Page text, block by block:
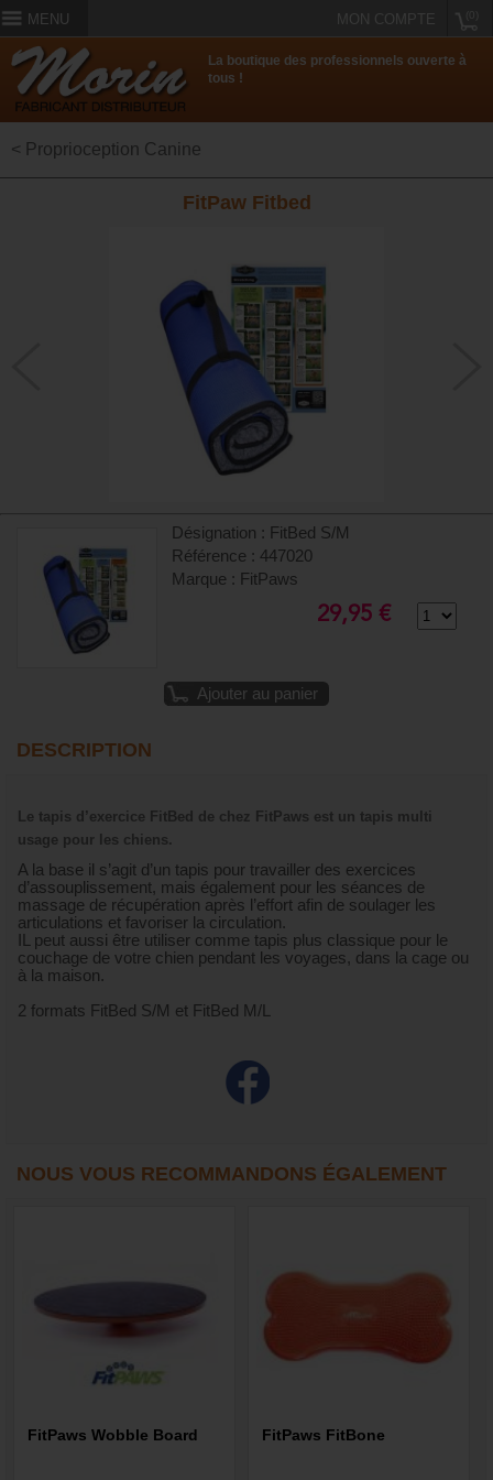
MENU MON COMPTE
La boutique des professionnels ouverte à
tous !
< Proprioception Canine
FitPaw Fitbed
Désignation : FitBed S/M
Référence : 447020
Marque : FitPaws
29,95 €
Ajouter au panier
DESCRIPTION
Le tapis d’exercice FitBed de chez FitPaws est un tapis multi
usage pour les chiens.
A la base il s’agit d’un tapis pour travailler des exercices
d’assouplissement, mais également pour les séances de
massage de récupération après l’effort afin de soulager les
articulations et favoriser la circulation.
IL peut aussi être utiliser comme tapis plus classique pour le
couchage de votre chien pendant les voyages, dans la cage ou
à la maison.
2 formats FitBed S/M et FitBed M/L
NOUS VOUS RECOMMANDONS ÉGALEMENT
FitPaws Wobble Board FitPaws FitBone